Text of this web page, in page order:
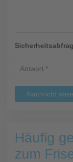
Nachricht
Häufig
zum